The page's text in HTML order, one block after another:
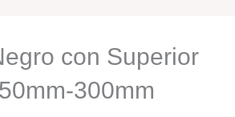
con Superior
300mm